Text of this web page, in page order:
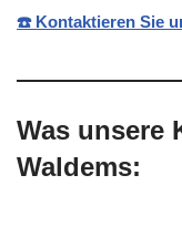
☎️ Kontaktieren Sie
Was unsere
Waldems: